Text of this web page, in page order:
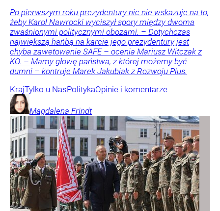
Po pierwszym roku prezydentury nic nie wskazuje na to,
żeby Karol Nawrocki wyciszył spory między dwoma
zwaśnionymi politycznymi obozami. – Dotychczas
największą hańbą na karcie jego prezydentury jest
chyba zawetowanie SAFE – ocenia Mariusz Witczak z
KO. – Mamy głowę państwa, z której możemy być
dumni – kontruje Marek Jakubiak z Rozwoju Plus.
KrajTylko u NasPolitykaOpinie i komentarze
Magdalena Frindt